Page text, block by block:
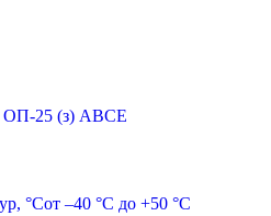
ОП-25 (з) АВСЕ
°Сот –40 °С до +50 °С